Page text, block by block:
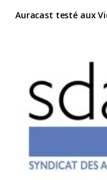
Auracast testé aux